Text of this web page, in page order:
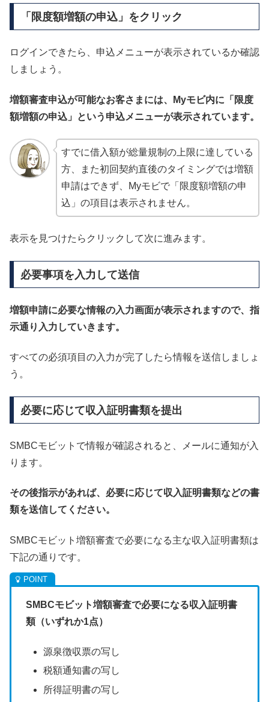
「限度額増額の申込」をクリック
ログインできたら、申込メニューが表示されているか確認
しましょう。
増額審査申込が可能なお客さまには、Myモビ内に「限度
額増額の申込」という申込メニューが表示されています。
すでに借入額が総量規制の上限に達している
方、また初回契約直後のタイミングでは増額
申請はできず、
Myモビで「限度額増額の申
込」の項目は表示されません。
表示を見つけたらクリックして次に進みます。
必要事項を入力して送信
増額申請に必要な情報の入力画面が表示されますので、指
示通り入力していきます。
すべての必須項目の入力が完了したら情報を送信しましょ
う。
必要に応じて収入証明書類を提出
SMBCモビットで情報が確認されると、メールに通知が入
ります。
その後指示があれば、必要に応じて収入証明書類などの書
類を送信してください。
SMBCモビット増額審査で必要になる主な収入証明書類は
下記の通りです。
SMBCモビット増額審査で必要になる収入証明書
類（いずれか1点）
源泉徴収票の写し
税額通知書の写し
所得証明書の写し